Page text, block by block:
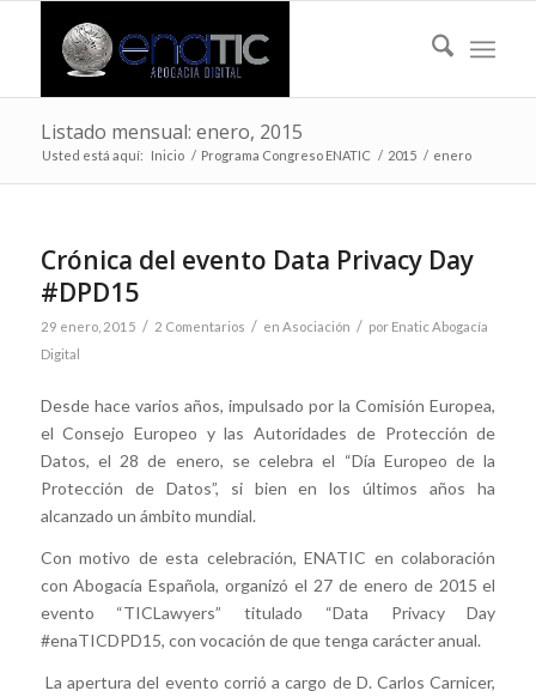
Listado mensual: enero, 2015
Usted está aquí: Inicio / Programa Congreso ENATIC / 2015 / enero
Crónica del evento Data Privacy Day
#DPD15
29 enero, 2015 / 2 Comentarios / en Asociación / por Enatic Abogacía
Digital
Desde hace varios años, impulsado por la Comisión Europea,
el Consejo Europeo y las Autoridades de Protección de
Datos, el 28 de enero, se celebra el “Día Europeo de la
Protección de Datos”, si bien en los últimos años ha
alcanzado un ámbito mundial.
Con motivo de esta celebración, ENATIC en colaboración
con Abogacía Española, organizó el 27 de enero de 2015 el
evento “TICLawyers” titulado “Data Privacy Day
#enaTICDPD15, con vocación de que tenga carácter anual.
La apertura del evento corrió a cargo de D. Carlos Carnicer,